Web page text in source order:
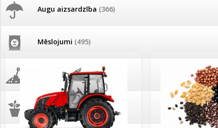
Augu aizsardzība (366)
Mēslojumi (495)
Augsne, kūdra, mulča
Podi un kasetes(646)
Pašlasīšanas vietu katalogs
26.05. Vebinārs - Kā ierobežot
gliemežus piemājas dārzā un
Darba laiks Līgo svētkos
Ūdens piemērotības noteikšana
frēze + mulčieris +
AKCIJAS komplekts -
frontālais iekrāvējs
mulčieris + piekabe
AKCIJAS komplekts -
frēze + mulčieris